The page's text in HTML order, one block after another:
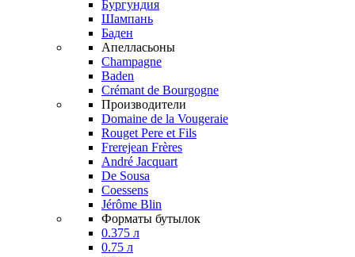
Бургундия
Шампань
Баден
Апелласьоны
Champagne
Baden
Crémant de Bourgogne
Производители
Domaine de la Vougeraie
Rouget Pere et Fils
Frerejean Frères
André Jacquart
De Sousa
Coessens
Jérôme Blin
Форматы бутылок
0.375 л
0.75 л